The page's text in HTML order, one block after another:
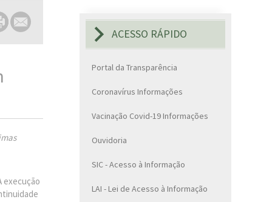
execução
ACESSO RÁPIDO
Portal da Transparência
Coronavírus Informações
Vacinação Covid-19 Informações
Ouvidoria
SIC - Acesso à Informação
LAI - Lei de Acesso à Informação